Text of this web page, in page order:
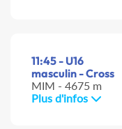
11:45 - U16
masculin - Cross
MIM - 4675 m
Plus d'infos